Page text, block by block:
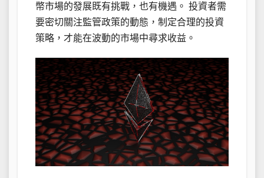
幣市場的發展既有挑戰，也有機遇。 投資者需
要密切關注監管政策的動態，制定合理的投資
策略，才能在波動的市場中尋求收益。